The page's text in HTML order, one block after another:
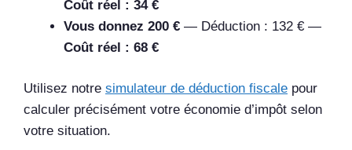
Coût réel : 34 €
Vous donnez 200 € — Déduction : 132 € —
Coût réel : 68 €
Utilisez notre simulateur de déduction fiscale pour
calculer précisément votre économie d’impôt selon
votre situation.